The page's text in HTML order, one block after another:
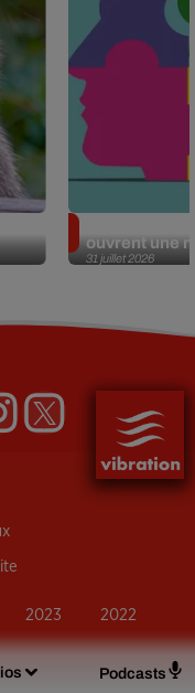
Podcasts
31 juillet 2026
ouvrent une
2023 2022